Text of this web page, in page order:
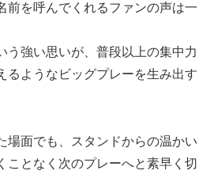
前を呼んでくれるファンの声は一
う強い思いが、普段以上の集中力
るようなビッグプレーを生み出す
場面でも、スタンドからの温かい
ことなく次のプレーへと素早く切